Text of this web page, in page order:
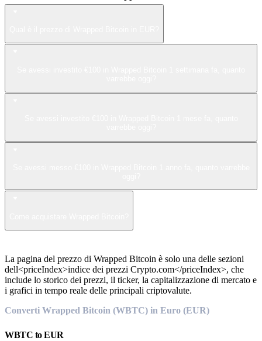
La pagina del prezzo di Wrapped Bitcoin è solo una delle sezioni
dell<priceIndex>indice dei prezzi Crypto.com</priceIndex>, che
include lo storico dei prezzi, il ticker, la capitalizzazione di mercato e
i grafici in tempo reale delle principali criptovalute.
Converti Wrapped Bitcoin (WBTC) in Euro (EUR)
WBTC toEUR